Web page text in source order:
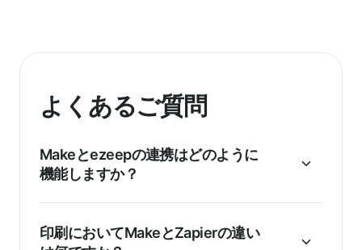
よくあるご質問
Makeとezeepの連携はどのように
機能しますか？
印刷においてMakeとZapierの違い